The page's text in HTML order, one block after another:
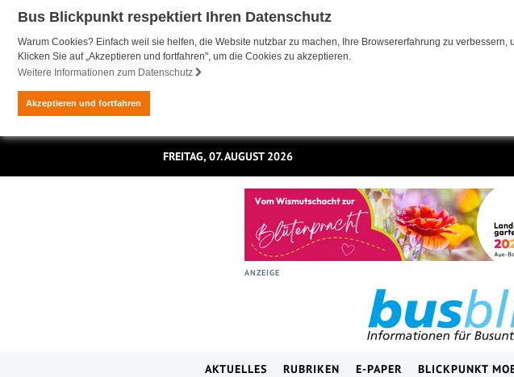
Bus Blickpunkt respektiert Ihren Datenschutz
Warum Cookies? Einfach weil sie helfen, die Website nutzbar zu machen, Ihre Browsererfahrung zu
Klicken Sie auf „Akzeptieren und fortfahren", um die Cookies zu akzeptieren.
Weitere Informationen zum Datenschutz
Akzeptieren und fortfahren
FREITAG, 07. AUGUST 2026
ANZEIGE
AKTUELLES RUBRIKEN E-PAPER BLICKPUNKT